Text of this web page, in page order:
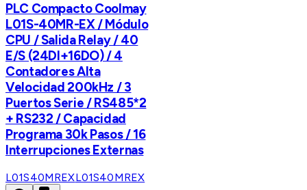
PLC Compacto Coolmay
L01S-40MR-EX / Módulo
CPU / Salida Relay / 40
E/S (24DI+16DO) / 4
Contadores Alta
Velocidad 200kHz / 3
Puertos Serie / RS485*2
+ RS232 / Capacidad
Programa 30k Pasos / 16
Interrupciones Externas
L01S40MREXL01S40MREX